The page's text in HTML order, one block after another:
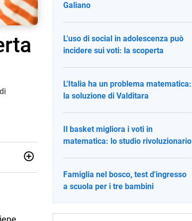
Galiano
L'uso di social in adolescenza può
incidere sui voti: la scoperta
L'Italia ha un problema matematica:
la soluzione di Valditara
Il basket migliora i voti in
matematica: lo studio rivoluzionario
Famiglia nel bosco, test d'ingresso
a scuola per i tre bambini